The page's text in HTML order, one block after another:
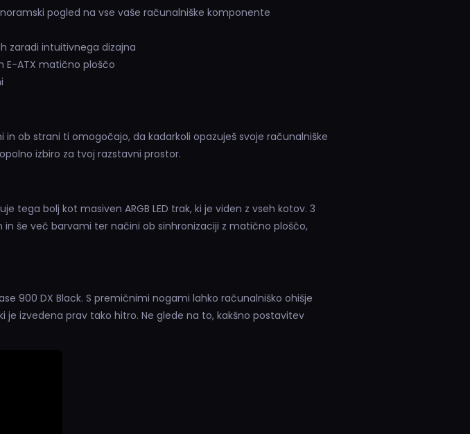
pogled na vse vaše računalniške komponente
zaradi intuitivnega dizajna
E-ATX matično ploščo
in ob strani ti omogočajo, da kadarkoli opazuješ svoje računalniške
izbiro za tvoj razstavni prostor.
tega bolj kot masiven ARGB LED trak, ki je viden z vseh kotov. 3
in še več barvami ter načini ob sinhronizaciji z matično ploščo,
900 DX Black. S premičnimi nogami lahko računalniško ohišje
je izvedena prav tako hitro. Ne glede na to, kakšno postavitev